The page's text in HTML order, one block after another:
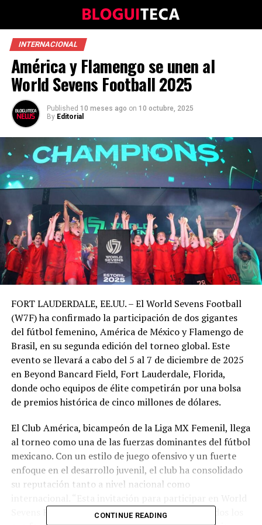
INTERNACIONAL
América y Flamengo se unen al
World Sevens Football 2025
Published 10 meses ago on 10 octubre, 2025
By Editorial
FORT LAUDERDALE, EE.UU. – El World Sevens Football
(W7F) ha confirmado la participación de dos gigantes
del fútbol femenino, América de México y Flamengo de
Brasil, en su segunda edición del torneo global. Este
evento se llevará a cabo del 5 al 7 de diciembre de 2025
en Beyond Bancard Field, Fort Lauderdale, Florida,
donde ocho equipos de élite competirán por una bolsa
de premios histórica de cinco millones de dólares.
El Club América, bicampeón de la Liga MX Femenil, llega
al torneo como una de las fuerzas dominantes del fútbol
mexicano. Con un estilo de juego ofensivo y un fuerte
enfoque en el desarrollo juvenil, el club ha consolidado
su reputación tanto a nivel nacional como
Sevens Football es un motivo de orgullo para todos los
CONTINUE READING